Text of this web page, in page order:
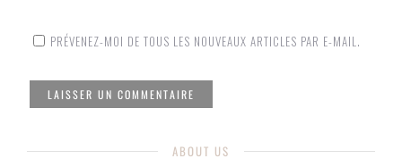
PRÉVENEZ-MOI DE TOUS LES NOUVEAUX ARTICLES PAR E-MAIL.
ABOUT US